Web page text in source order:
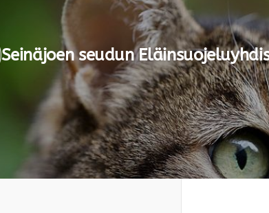
Seinäjoen seudun